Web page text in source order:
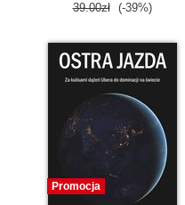
39.00zł (-39%)
Promocja